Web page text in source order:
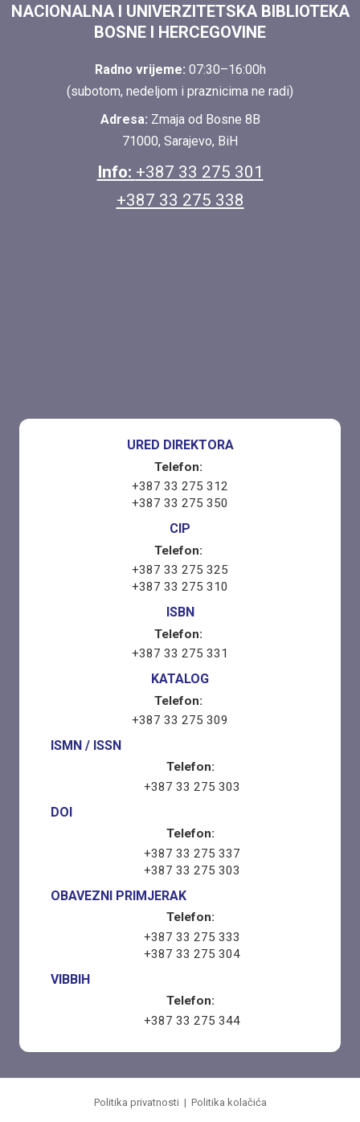
NACIONALNA I UNIVERZITETSKA BIBLIOTEKA
BOSNE I HERCEGOVINE
Radno vrijeme: 07:30–16:00h
(subotom, nedeljom i praznicima ne radi)
Adresa: Zmaja od Bosne 8B
71000, Sarajevo, BiH
Info: +387 33 275 301
+387 33 275 338
URED DIREKTORA
Telefon:
+387 33 275 312
+387 33 275 350
CIP
Telefon:
+387 33 275 325
+387 33 275 310
ISBN
Telefon:
+387 33 275 331
KATALOG
Telefon:
+387 33 275 309
ISMN / ISSN
Telefon:
+387 33 275 303
DOI
Telefon:
+387 33 275 337
+387 33 275 303
OBAVEZNI PRIMJERAK
Telefon:
+387 33 275 333
+387 33 275 304
VIBBIH
Telefon:
+387 33 275 344
Politika privatnosti | Politika kolačića